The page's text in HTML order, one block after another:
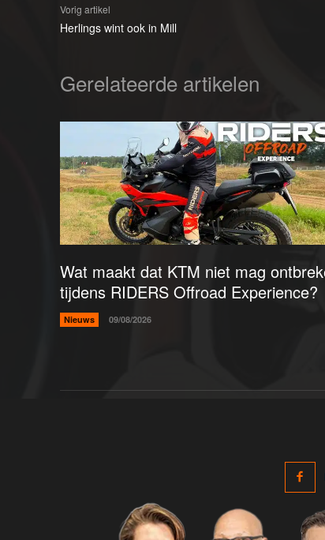
Vorig artikel
Herlings wint ook in Mill
Gerelateerde artikelen
Wat maakt dat KTM niet mag
tijdens RIDERS Offroad Experience?
Nieuws 09/08/2026